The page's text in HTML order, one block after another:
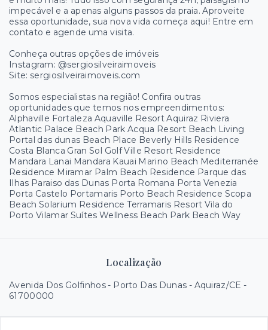
impecável e a apenas alguns passos da praia. Aproveite
essa oportunidade, sua nova vida começa aqui! Entre em
contato e agende uma visita.
Conheça outras opções de imóveis
Instagram: @sergiosilveiraimoveis
Site: sergiosilveiraimoveis.com
Somos especialistas na região! Confira outras
oportunidades que temos nos empreendimentos:
Alphaville Fortaleza Aquaville Resort Aquiraz Riviera
Atlantic Palace Beach Park Acqua Resort Beach Living
Portal das dunas Beach Place Beverly Hills Residence
Costa Blanca Gran Sol Golf Ville Resort Residence
Mandara Lanai Mandara Kauai Marino Beach Mediterranée
Residence Miramar Palm Beach Residence Parque das
Ilhas Paraiso das Dunas Porta Romana Porta Venezia
Porta Castelo Portamaris Porto Beach Residence Scopa
Beach Solarium Residence Terramaris Resort Vila do
Porto Vilamar Suítes Wellness Beach Park Beach Way
Localização
Avenida Dos Golfinhos - Porto Das Dunas - Aquiraz/CE -
61700000